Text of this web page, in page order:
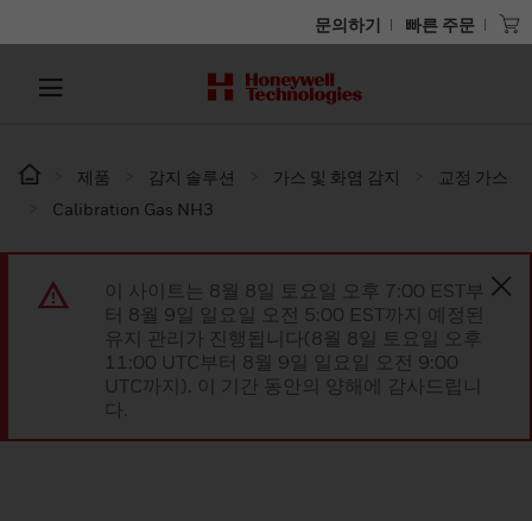
문의하기 빠른 주문
제품 감지 솔루션 가스 및 화염 감지
교정 가스
Calibration Gas NH3
이 사이트는 8월 8일 토요일 오후 7:00 EST부
터 8월 9일 일요일 오전 5:00 EST까지 예정된
유지 관리가 진행됩니다(8월 8일 토요일 오후
11:00 UTC부터 8월 9일 일요일 오전 9:00
UTC까지). 이 기간 동안의 양해에 감사드립니
다.